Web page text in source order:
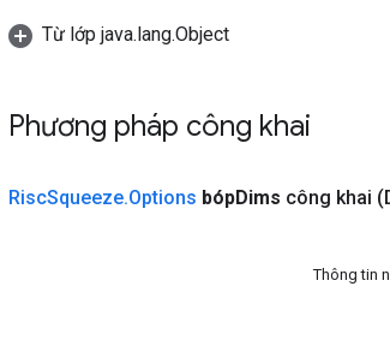
Từ lớp java.lang.Object
Phương pháp công khai
RiscSqueeze.Options bópDims công khai
Thông tin